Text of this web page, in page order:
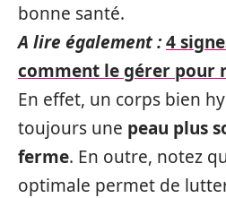
bonne santé.
A lire également :4
comment le gérer pour
En effet, un corps bien
toujours une peau plus
ferme. En outre, notez
optimale permet de